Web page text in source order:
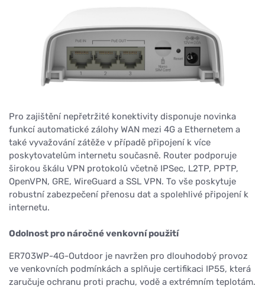
Pro zajištění nepřetržité konektivity disponuje novinka
funkcí automatické zálohy WAN mezi 4G a Ethernetem a
také vyvažování zátěže v případě připojení k více
poskytovatelům internetu současně. Router podporuje
širokou škálu VPN protokolů včetně IPSec, L2TP, PPTP,
OpenVPN, GRE, WireGuard a SSL VPN. To vše poskytuje
robustní zabezpečení přenosu dat a spolehlivé připojení k
internetu.
Odolnost pro náročné venkovní použití
ER703WP-4G-Outdoor je navržen pro dlouhodobý provoz
ve venkovních podmínkách a splňuje certifikaci IP55, která
zaručuje ochranu proti prachu, vodě a extrémním teplotám.